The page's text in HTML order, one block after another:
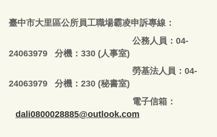
臺中市大里區公所員工職場霸凌申訴專線：
公務人員：04-
24063979 分機：330 (人事室)
勞基法人員：04-
24063979 分機：230 (秘書室)
電子信箱：
dali0800028885@outlook.com